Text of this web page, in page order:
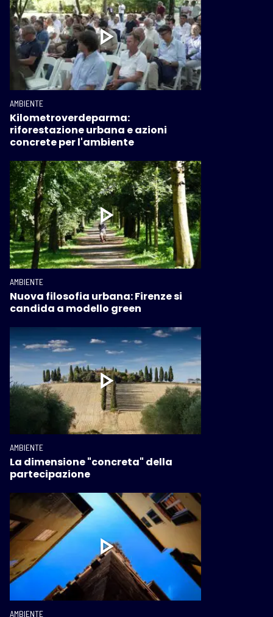
AMBIENTE
Kilometroverdeparma:
riforestazione urbana e azioni
concrete per l'ambiente
AMBIENTE
Nuova filosofia urbana: Firenze si
candida a modello green
AMBIENTE
La dimensione "concreta" della
partecipazione
AMBIENTE